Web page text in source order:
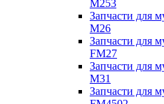
M253
Запчасти для
M26
Запчасти для
FM27
Запчасти для
M31
Запчасти для